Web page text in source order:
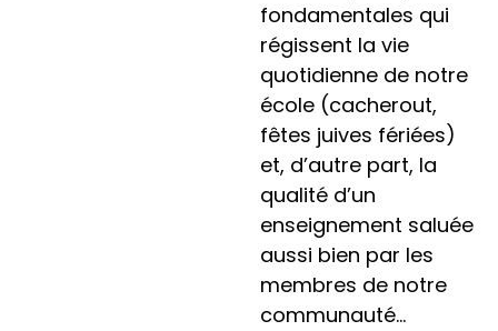
fondamentales qui
régissent la vie
quotidienne de notre
école (cacherout,
fêtes juives fériées)
et, d’autre part, la
qualité d’un
enseignement saluée
aussi bien par les
membres de notre
communauté…